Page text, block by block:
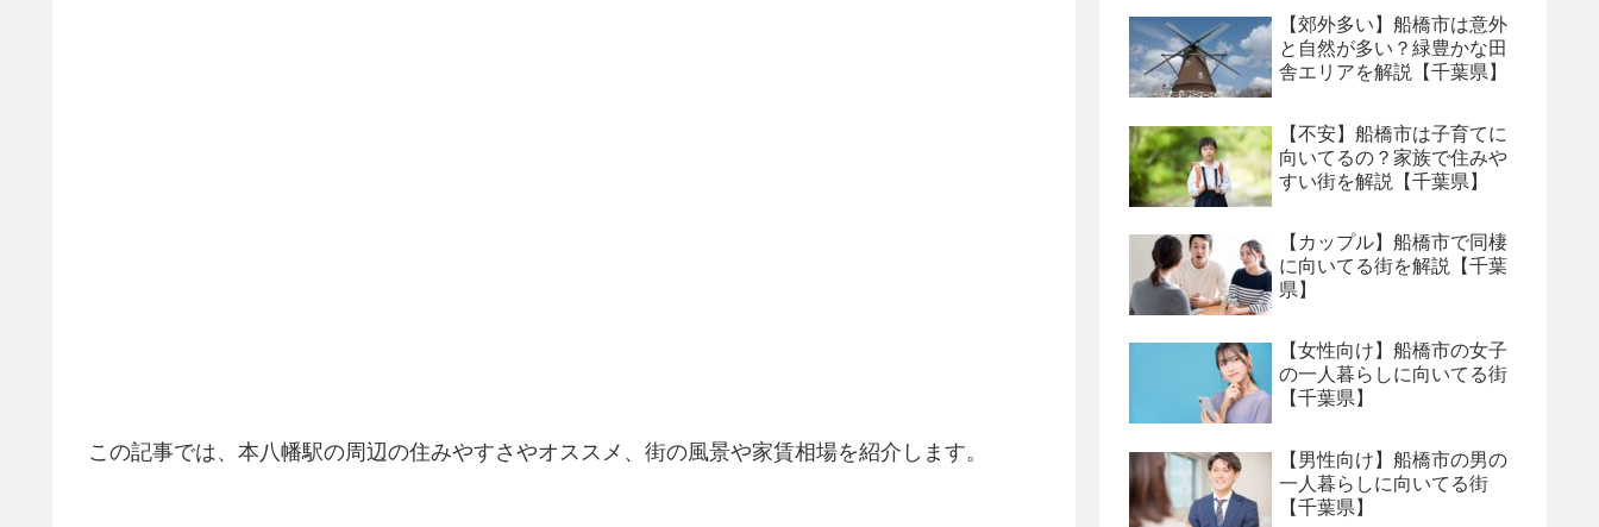
この記事では、本八幡駅の周辺の住みやすさやオススメ、街の風景や家賃相場を紹介します。
【郊外多い】船橋市は意外
と自然が多い？緑豊かな田
舎エリアを解説【千葉県】
【不安】船橋市は子育てに
向いてるの？家族で住みや
すい街を解説【千葉県】
【カップル】船橋市で同棲
に向いてる街を解説【千葉
県】
【女性向け】船橋市の女子
の一人暮らしに向いてる街
【千葉県】
【男性向け】船橋市の男の
一人暮らしに向いてる街
【千葉県】